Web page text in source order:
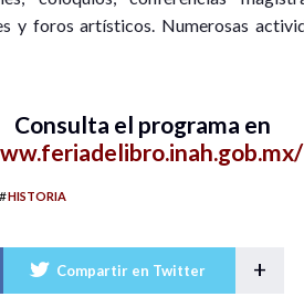
y foros artísticos. Numerosas
Consulta el programa en
#HISTORIA
Compartir en Twitter +